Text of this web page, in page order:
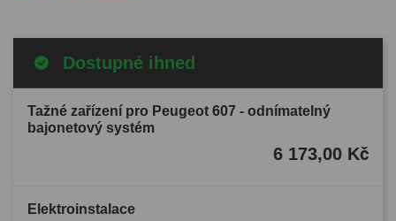
Dostupné ihned
Tažné zařízení pro Peugeot 607 - odnímatelný
bajonetový systém
6 173,00 Kč
Elektroinstalace